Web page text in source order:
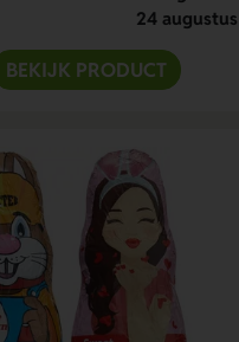
24 augustus
BEKIJK PRODUCT